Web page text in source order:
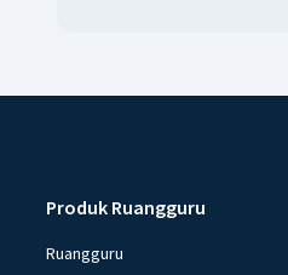
Produk Ruangguru
Ruangguru